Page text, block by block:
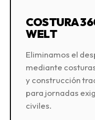
COSTURA
WELT
Eliminamos el
mediante
y construcción
para jornadas
civiles.